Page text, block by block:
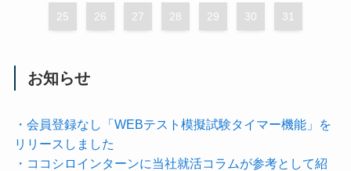
25 26 27 28 29 30 31
お知らせ
・会員登録なし「WEBテスト模擬試験タイマー機能」を
リリースしました
・ココシロインターンに当社就活コラムが参考として紹